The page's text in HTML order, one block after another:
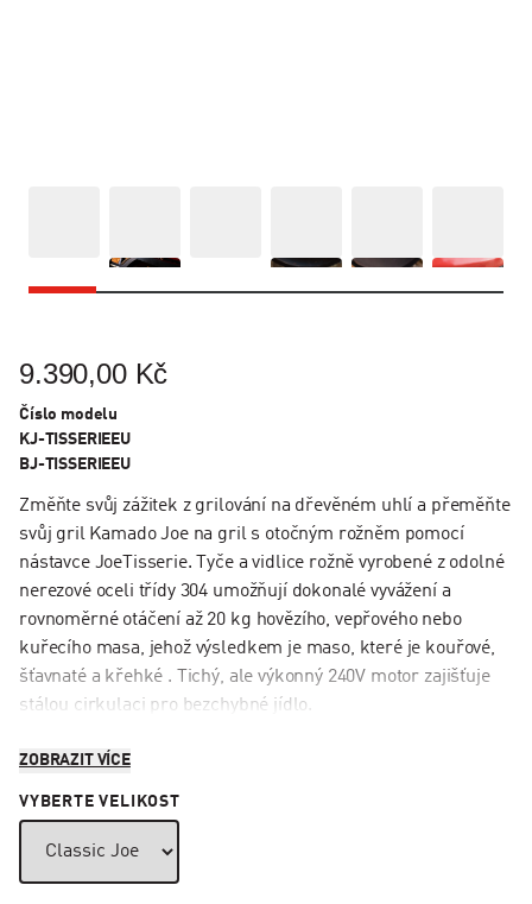
9.390,00 Kč
Číslo modelu
KJ-TISSERIEEU
BJ-TISSERIEEU
Změňte svůj zážitek z grilování na dřevěném uhlí a přeměňte
svůj gril Kamado Joe na gril s otočným rožněm pomocí
nástavce JoeTisserie. Tyče a vidlice rožně vyrobené z odolné
nerezové oceli třídy 304 umožňují dokonalé vyvážení a
rovnoměrné otáčení až 20 kg hovězího, vepřového nebo
kuřecího masa, jehož výsledkem je maso, které je kouřové,
šťavnaté a křehké . Tichý, ale výkonný 240V motor zajišťuje
stálou cirkulaci pro bezchybné jídlo.
ZOBRAZIT VÍCE
VYBERTE VELIKOST